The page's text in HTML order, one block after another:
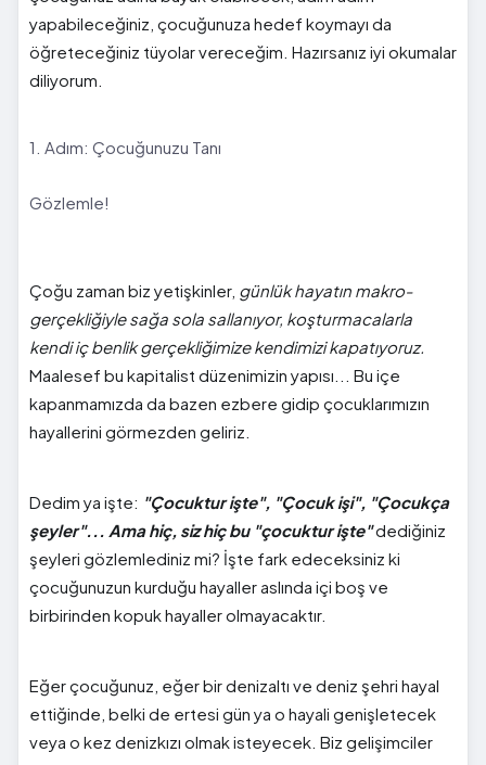
yapabileceğiniz, çocuğunuza hedef koymayı da
öğreteceğiniz tüyolar vereceğim. Hazırsanız iyi okumalar
diliyorum.
1. Adım: Çocuğunuzu Tanı
Gözlemle!
Çoğu zaman biz yetişkinler, günlük hayatın makro-
gerçekliğiyle sağa sola sallanıyor, koşturmacalarla
kendi iç benlik gerçekliğimize kendimizi kapatıyoruz.
Maalesef bu kapitalist düzenimizin yapısı... Bu içe
kapanmamızda da bazen ezbere gidip çocuklarımızın
hayallerini görmezden geliriz.
Dedim ya işte: "Çocuktur işte", "Çocuk işi", "Çocukça
şeyler"... Ama hiç, siz hiç bu "çocuktur işte"dediğiniz
şeyleri gözlemlediniz mi? İşte fark edeceksiniz ki
çocuğunuzun kurduğu hayaller aslında içi boş ve
birbirinden kopuk hayaller olmayacaktır.
Eğer çocuğunuz, eğer bir denizaltı ve deniz şehri hayal
ettiğinde, belki de ertesi gün ya o hayali genişletecek
veya o kez denizkızı olmak isteyecek. Biz gelişimciler